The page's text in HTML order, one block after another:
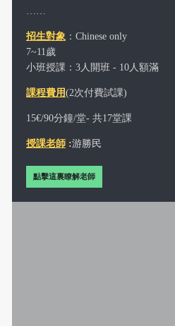
招生對象 ：Chinese only
7~11歲
小班授課：3人開班 - 10人額滿
課程費用(2次付費試課)
15€/90分鐘/堂- 共17堂課
授課老師:游勝民
點擊這裏瞭解老師